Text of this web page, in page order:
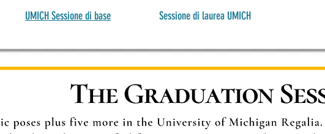
UMICH Sessione di base Sessione di laurea UMICH